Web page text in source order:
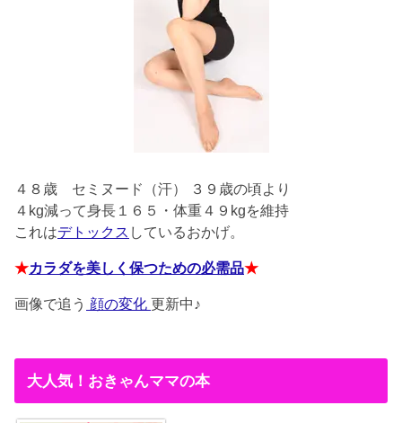
４８歳 セミヌード（汗） ３９歳の頃より
４kg減って身長１６５・体重４９kgを維持
これはデトックス しているおかげ。
★カラダを美しく保つための必需品★
画像で追う 顔の変化 更新中♪
大人気！おきゃんママの本